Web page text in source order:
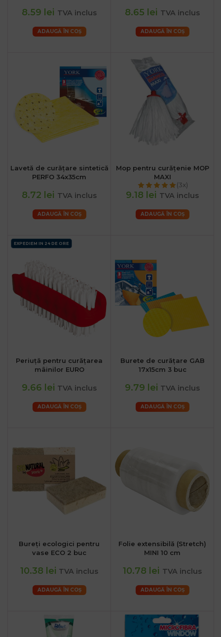
8.59 lei TVA inclus
ADAUGĂ ÎN COȘ
8.65 lei TVA inclus
ADAUGĂ ÎN COȘ
Lavetă de curățare sintetică
PERFO 34x35cm
8.72 lei TVA inclus
ADAUGĂ ÎN COȘ
Mop pentru curățenie MOP
MAXI
(3x)
9.18 lei TVA inclus
ADAUGĂ ÎN COȘ
EXPEDIEM IN 24 DE ORE
Periuță pentru curățarea
mâinilor EURO
9.66 lei TVA inclus
ADAUGĂ ÎN COȘ
Burete de curățare GAB
17x15cm 3 buc
9.79 lei TVA inclus
ADAUGĂ ÎN COȘ
Bureți ecologici pentru
vase ECO 2 buc
10.38 lei TVA inclus
ADAUGĂ ÎN COȘ
Folie extensibilă (Stretch)
MINI 10 cm
10.78 lei TVA inclus
ADAUGĂ ÎN COȘ